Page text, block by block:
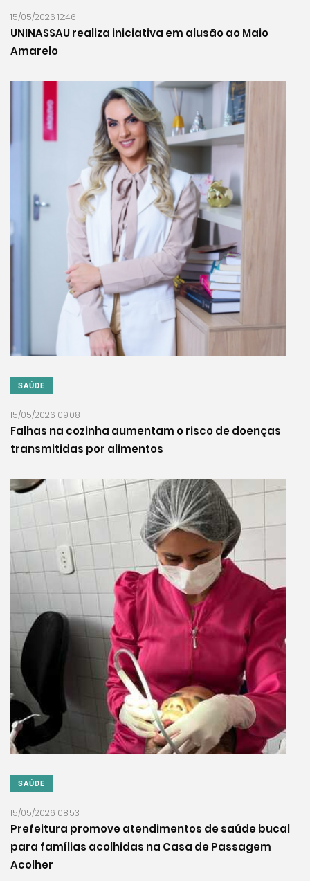
15/05/2026 12:46
UNINASSAU realiza iniciativa em alusão ao Maio
Amarelo
SAÚDE
15/05/2026 09:08
Falhas na cozinha aumentam o risco de doenças
transmitidas por alimentos
SAÚDE
15/05/2026 08:53
Prefeitura promove atendimentos de saúde bucal
para famílias acolhidas na Casa de Passagem
Acolher